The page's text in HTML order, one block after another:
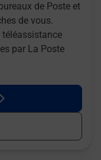
de Poste et
de vous.
par La Poste